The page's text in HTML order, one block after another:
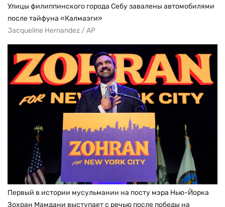
Улицы филиппинского города Себу завалены автомобилями
после тайфуна «Калмаэги»
Jacqueline Hernandez / AP
Первый в истории мусульманин на посту мэра Нью-Йорка
Зохран Мамдани выступает с речью после победы на